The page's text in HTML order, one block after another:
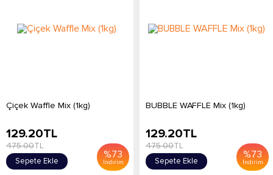
Çiçek Waffle Mix (1kg)
%73
İndirim
129.20TL
475.00TL
Sepete Ekle
BUBBLE WAFFLE Mix (1kg)
%73
İndirim
129.20TL
475.00TL
Sepete Ekle